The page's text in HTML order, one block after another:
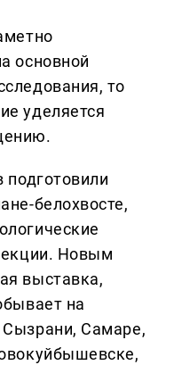
основной
то
уделяется
подготовили
белохвосте,
Новым
выставка,
на
Сызрани, Самаре,